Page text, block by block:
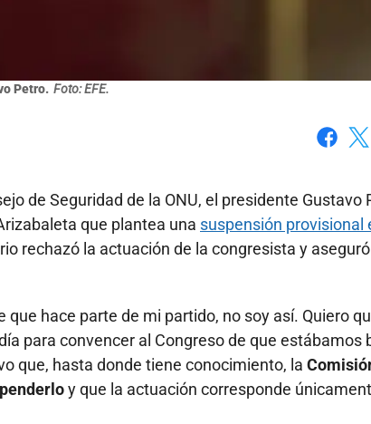
Petro. Foto: EFE.
de Seguridad de la ONU, el presidente Gustavo
que plantea una suspensión provisional
rechazó la actuación de la congresista y
que hace parte de mi partido, no soy así. Quiero
para convencer al Congreso de que estábamos
que, hasta donde tiene conocimiento, la
y que la actuación corresponde